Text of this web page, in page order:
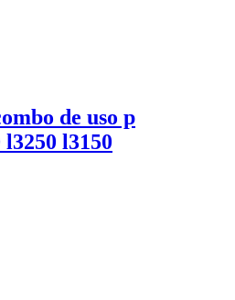
de uso p
l3150